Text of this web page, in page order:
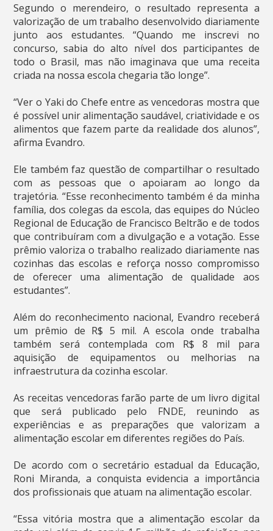
Segundo o merendeiro, o resultado representa a
valorização de um trabalho desenvolvido diariamente
junto aos estudantes. “Quando me inscrevi no
concurso, sabia do alto nível dos participantes de
todo o Brasil, mas não imaginava que uma receita
criada na nossa escola chegaria tão longe”.
“Ver o Yaki do Chefe entre as vencedoras mostra que
é possível unir alimentação saudável, criatividade e os
alimentos que fazem parte da realidade dos alunos”,
afirma Evandro.
Ele também faz questão de compartilhar o resultado
com as pessoas que o apoiaram ao longo da
trajetória. “Esse reconhecimento também é da minha
família, dos colegas da escola, das equipes do Núcleo
Regional de Educação de Francisco Beltrão e de todos
que contribuíram com a divulgação e a votação. Esse
prêmio valoriza o trabalho realizado diariamente nas
cozinhas das escolas e reforça nosso compromisso
de oferecer uma alimentação de qualidade aos
estudantes”.
Além do reconhecimento nacional, Evandro receberá
um prêmio de R$ 5 mil. A escola onde trabalha
também será contemplada com R$ 8 mil para
aquisição de equipamentos ou melhorias na
infraestrutura da cozinha escolar.
As receitas vencedoras farão parte de um livro digital
que será publicado pelo FNDE, reunindo as
experiências e as preparações que valorizam a
alimentação escolar em diferentes regiões do País.
De acordo com o secretário estadual da Educação,
Roni Miranda, a conquista evidencia a importância
dos profissionais que atuam na alimentação escolar.
“Essa vitória mostra que a alimentação escolar da